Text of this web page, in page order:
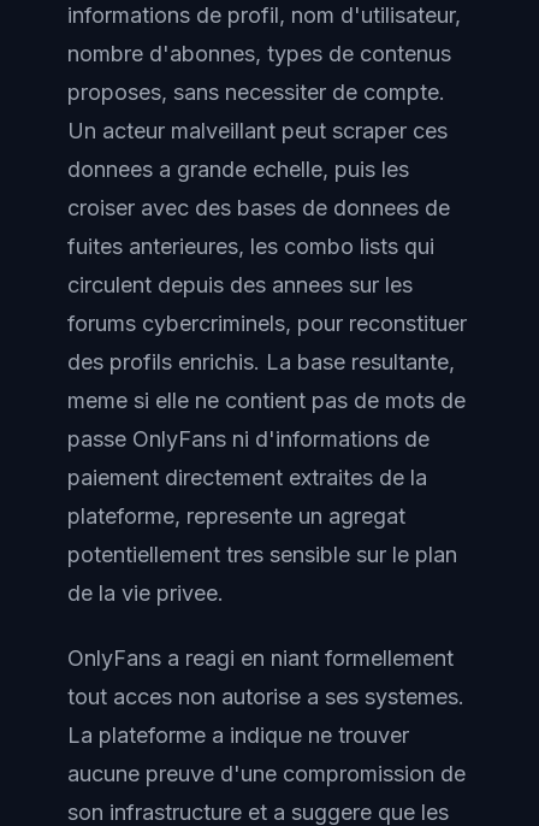
informations de profil, nom d'utilisateur,
nombre d'abonnes, types de contenus
proposes, sans necessiter de compte.
Un acteur malveillant peut scraper ces
donnees a grande echelle, puis les
croiser avec des bases de donnees de
fuites anterieures, les combo lists qui
circulent depuis des annees sur les
forums cybercriminels, pour reconstituer
des profils enrichis. La base resultante,
meme si elle ne contient pas de mots de
passe OnlyFans ni d'informations de
paiement directement extraites de la
plateforme, represente un agregat
potentiellement tres sensible sur le plan
de la vie privee.
OnlyFans a reagi en niant formellement
tout acces non autorise a ses systemes.
La plateforme a indique ne trouver
aucune preuve d'une compromission de
son infrastructure et a suggere que les